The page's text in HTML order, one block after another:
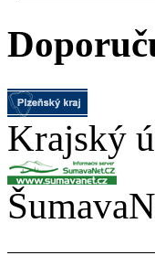
Krajský